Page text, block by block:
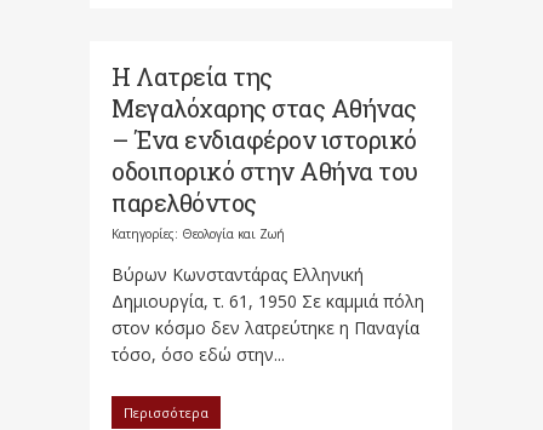
Η Λατρεία της
Μεγαλόχαρης στας Αθήνας
– Ένα ενδιαφέρον ιστορικό
οδοιπορικό στην Αθήνα του
παρελθόντος
Κατηγορίες: Θεολογία και Ζωή
Βύρων Κωνσταντάρας Ελληνική
Δημιουργία, τ. 61, 1950 Σε καμμιά πόλη
στον κόσμο δεν λατρεύτηκε η Παναγία
τόσο, όσο εδώ στην...
Περισσότερα